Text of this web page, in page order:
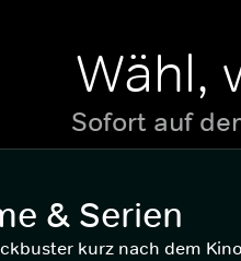
Wähl,
Sofort auf
& Serien
kurz nach dem Kino